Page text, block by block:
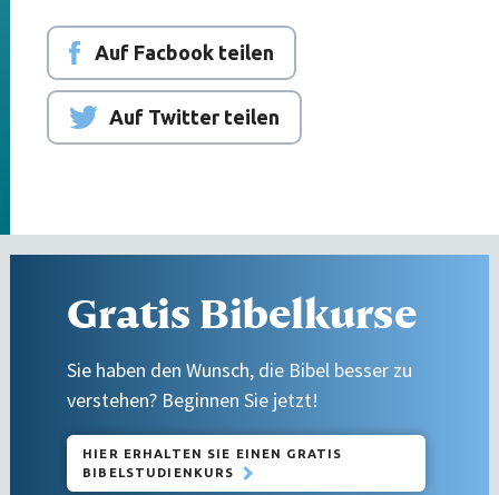
Auf Facbook teilen
Auf Twitter teilen
Gratis Bibelkurse
Sie haben den Wunsch, die Bibel besser zu
verstehen? Beginnen Sie jetzt!
HIER ERHALTEN SIE EINEN GRATIS
BIBELSTUDIENKURS